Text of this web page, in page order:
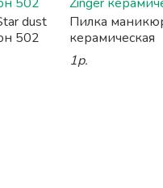
dust
502
Пилка
керамическая
1р.